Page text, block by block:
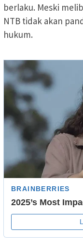
berlaku. Meski
NTB tidak akan
hukum.